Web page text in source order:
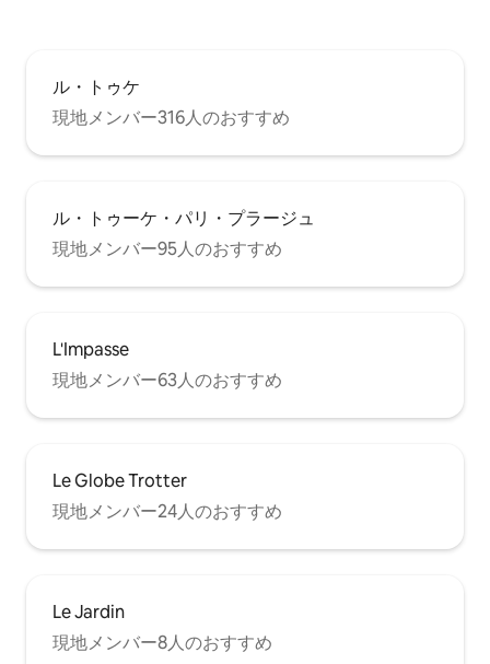
ル・トゥケ
現地メンバー316人のおすすめ
ル・トゥーケ・パリ・プラージュ
現地メンバー95人のおすすめ
L'Impasse
現地メンバー63人のおすすめ
Le Globe Trotter
現地メンバー24人のおすすめ
Le Jardin
現地メンバー8人のおすすめ